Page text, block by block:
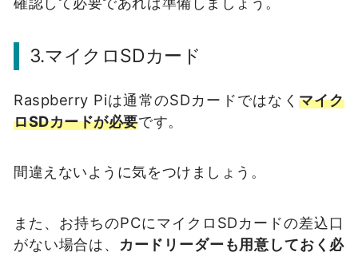
3.マイクロSDカード
Raspberry Piは通常のSDカードではなく マイク
ロSDカードが必要です。
間違えないように気をつけましょう。
また、お持ちのPCにマイクロSDカードの差込口
がない場合は、 カードリーダーも用意しておく必